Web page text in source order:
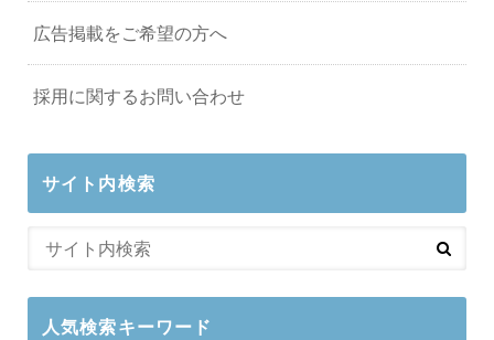
広告掲載をご希望の方へ
採用に関するお問い合わせ
サイト内検索
人気検索キーワード